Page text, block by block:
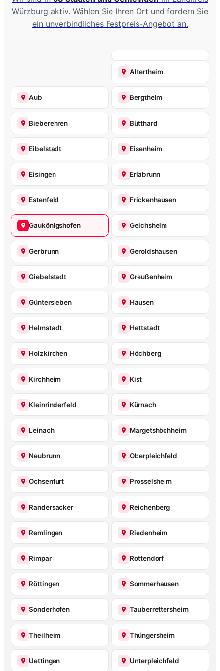
Würzburg aktiv. Wählen Sie Ihren Ort und fordern Sie
ein unverbindliches Festpreis-Angebot an.
Altertheim
Aub Bergtheim
Bieberehren Bütthard
Eibelstadt Eisenheim
Eisingen Erlabrunn
Estenfeld Frickenhausen
Gaukönigshofen Gelchsheim
Gerbrunn Geroldshausen
Giebelstadt Greußenheim
Güntersleben Hausen
Helmstadt Hettstadt
Holzkirchen Höchberg
Kirchheim Kist
Kleinrinderfeld Kürnach
Leinach Margetshöchheim
Neubrunn Oberpleichfeld
Ochsenfurt Prosselsheim
Randersacker Reichenberg
Remlingen Riedenheim
Rimpar Rottendorf
Röttingen Sommerhausen
Sonderhofen Tauberrettersheim
Theilheim Thüngersheim
Uettingen Unterpleichfeld